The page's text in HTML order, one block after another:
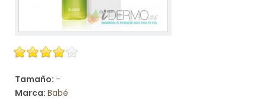
Tamaño: -
Marca: Babé